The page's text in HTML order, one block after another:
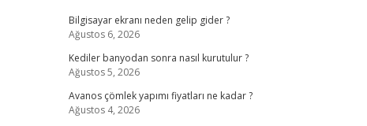
Bilgisayar ekranı neden gelip gider ?
Ağustos 6, 2026
Kediler banyodan sonra nasıl kurutulur ?
Ağustos 5, 2026
Avanos çömlek yapımı fiyatları ne kadar ?
Ağustos 4, 2026